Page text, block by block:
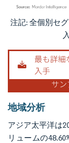
画像 © Mordor
注記: 全個別セ
地域分析
アジア太平洋は
リュームの